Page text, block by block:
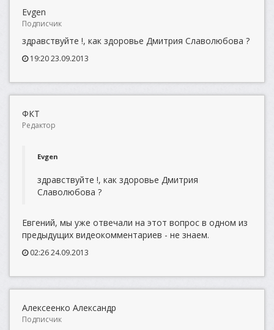
Evgen
Подписчик
здравствуйте !, как здоровье Дмитрия Славолюбова ?
19:20 23.09.2013
ФКТ
Редактор
Evgen
здравствуйте !, как здоровье Дмитрия
Славолюбова ?
Евгений, мы уже отвечали на этот вопрос в одном из
предыдущих видеокомментариев - не знаем.
02:26 24.09.2013
Алексеенко Александр
Подписчик